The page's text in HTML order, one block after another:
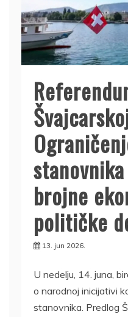
brojne
političke
13. jun 2026.
U nedelju, 14. juna,
o narodnoj inicijativi
stanovnika. Predlog